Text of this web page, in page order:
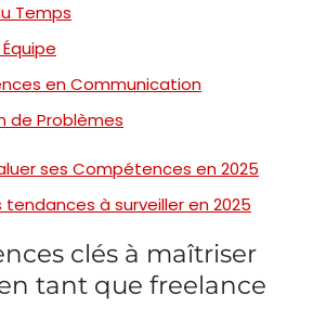
Temps
en Communication
de Problèmes
ses Compétences en 2025
tendances à surveiller en 2025
clés à maîtriser
tant que freelance